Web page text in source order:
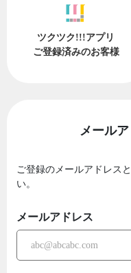
ツクツク!!!アプリ
ご登録済みのお客様
メール
ご登録のメールアドレス
い。
メールアドレス